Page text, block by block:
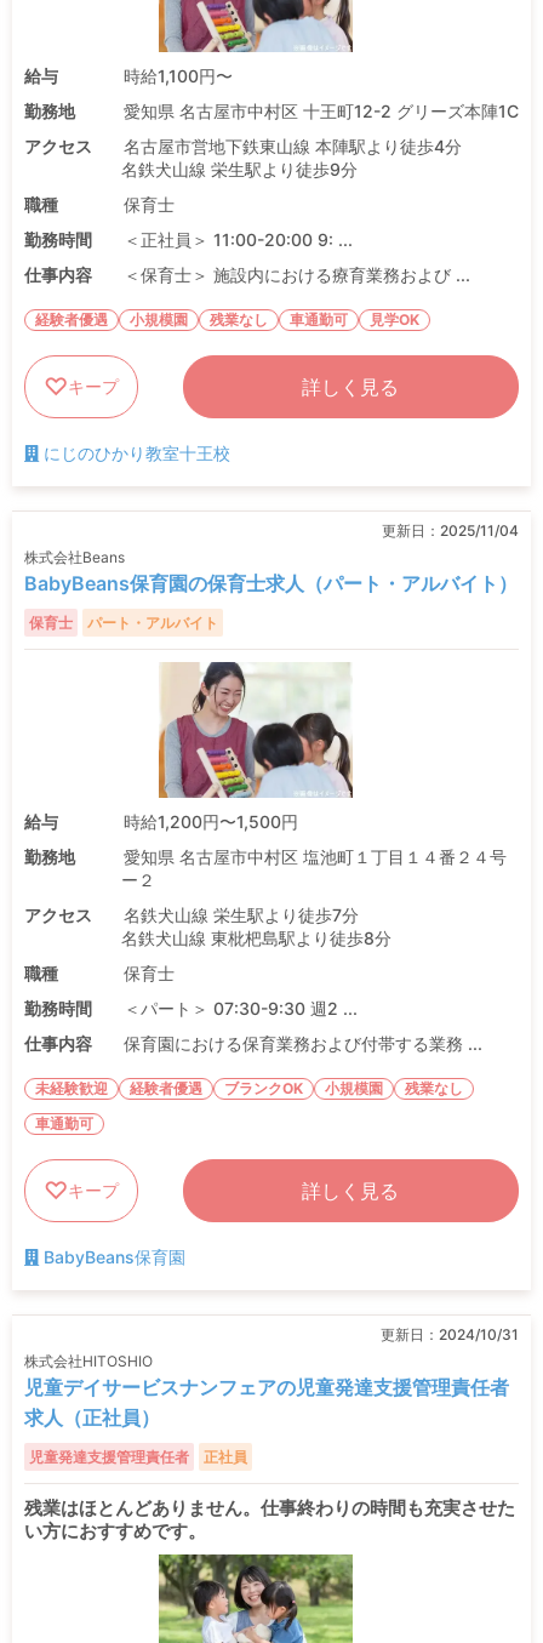
給与
時給1,100円〜
勤務地
愛知県 名古屋市中村区 十王町12-2 グリーズ本陣1C
アクセス
名古屋市営地下鉄東山線 本陣駅より徒歩4分
名鉄犬山線 栄生駅より徒歩9分
職種
保育士
勤務時間
＜正社員＞ 11:00-20:00 9: ...
仕事内容
＜保育士＞ 施設内における療育業務および ...
経験者優遇 小規模園 残業なし 車通勤可 見学OK
キープ 詳しく見る
にじのひかり教室十王校
更新日： 2025/11/04
株式会社Beans
BabyBeans保育園の保育士求人（パート・アルバイト）
保育士 パート・アルバイト
給与
時給1,200円〜1,500円
勤務地
愛知県 名古屋市中村区 塩池町１丁目１４番２４号
ー２
アクセス
名鉄犬山線 栄生駅より徒歩7分
名鉄犬山線 東枇杷島駅より徒歩8分
職種
保育士
勤務時間
＜パート＞ 07:30-9:30 週2 ...
仕事内容
保育園における保育業務および付帯する業務 ...
未経験歓迎 経験者優遇 ブランクOK 小規模園
残業なし
車通勤可
キープ 詳しく見る
BabyBeans保育園
更新日： 2024/10/31
株式会社HITOSHIO
児童デイサービスナンフェアの児童発達支援管理責任者
求人（正社員）
児童発達支援管理責任者 正社員
残業はほとんどありません。仕事終わりの時間も充実させた
い方におすすめです。